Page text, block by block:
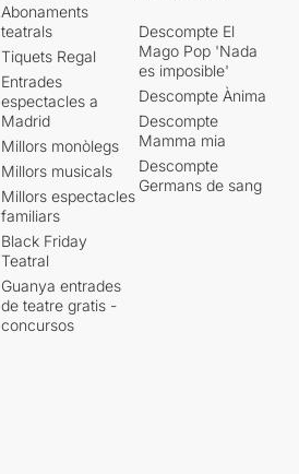
Abonaments
teatrals
Tiquets Regal
Entrades
espectacles a
Madrid
Millors monòlegs
Millors musicals
Millors espectacles
familiars
Black Friday
Teatral
Guanya entrades
de teatre gratis -
concursos
Descompte El
Mago Pop 'Nada
es imposible'
Descompte Ànima
Descompte
Mamma mia
Descompte
Germans de sang